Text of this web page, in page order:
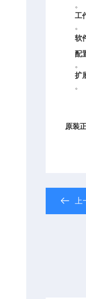
。
工
。
软
配
。
扩
。
原装